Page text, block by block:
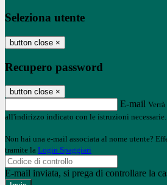
Seleziona utente
button close ×
Recupero password
button close ×
E-mail
all'indirizzo indicato con le istruzioni necessarie.
Non hai una e-mail associata al nome utente?
tramite la Login Spaggiari
E-mail inviata, si prega di controllare la